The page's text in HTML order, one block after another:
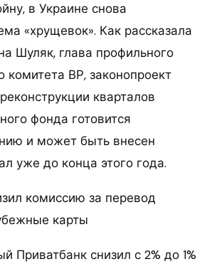
в Украине снова
«хрущевок». Как рассказала
Шуляк, глава профильного
комитета ВР, законопроект
кварталов
фонда готовится
и может быть внесен
уже до конца этого года.
комиссию за перевод
карты
Приватбанк снизил с 2% до 1%